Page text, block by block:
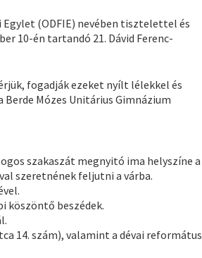
Egylet (ODFIE) nevében tisztelettel és
10-én tartandó 21. Dávid Ferenc-
fogadják ezeket nyílt lélekkel és
Mózes Unitárius Gimnázium
szakaszát megnyitó ima helyszíne a
szeretnének feljutni a várba.
köszöntő beszédek.
14. szám), valamint a dévai református